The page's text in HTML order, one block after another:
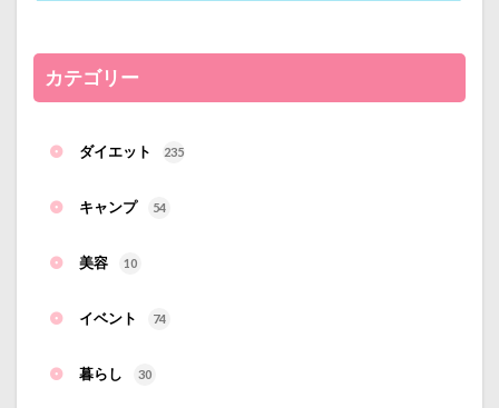
カテゴリー
ダイエット 235
キャンプ 54
美容 10
イベント 74
暮らし 30